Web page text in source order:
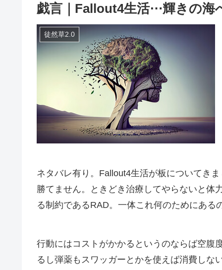
戯言｜Fallout4生活⋯輝きの海
徒然草2.0
ネタバレ有り。Fallout4生活が板についてき
勝てません。ときどき治療してやらないと体
る制約であるRAD。一体これ何のためにある
行動にはコストがかかるというのならば空腹
るし弾薬もスワッガーとかを使えば消費しな